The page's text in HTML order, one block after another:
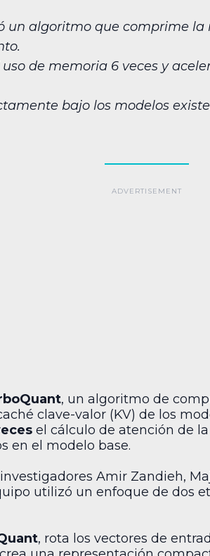
un algoritmo que comprime
de memoria 6 veces y
bajo los modelos
, un algoritmo de
clave-valor (KV) de los
el cálculo de atención de
en el modelo base.
Amir Zandieh,
utilizó un enfoque de dos
, rota los vectores de